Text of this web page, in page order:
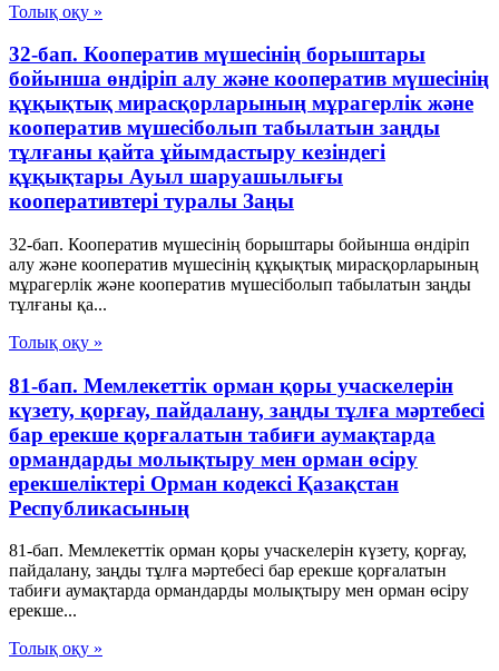
Толық оқу »
32-бап. Кооператив мүшесiнiң борыштары
бойынша өндiрiп алу және кооператив мүшесiнiң
құқықтық мирасқорларының мұрагерлік және
кооператив мүшесiболып табылатын заңды
тұлғаны қайта ұйымдастыру кезiндегi
құқықтары Ауыл шаруашылығы
кооперативтері туралы Заңы
32-бап. Кооператив мүшесiнiң борыштары бойынша өндiрiп
алу және кооператив мүшесiнiң құқықтық мирасқорларының
мұрагерлік және кооператив мүшесiболып табылатын заңды
тұлғаны қа...
Толық оқу »
81-бап. Мемлекеттiк орман қоры учаскелерiн
күзету, қорғау, пайдалану, заңды тұлға мәртебесi
бар ерекше қорғалатын табиғи аумақтарда
ормандарды молықтыру мен орман өсiру
ерекшелiктерi Орман кодексі Қазақстан
Республикасының
81-бап. Мемлекеттiк орман қоры учаскелерiн күзету, қорғау,
пайдалану, заңды тұлға мәртебесi бар ерекше қорғалатын
табиғи аумақтарда ормандарды молықтыру мен орман өсiру
ерекше...
Толық оқу »